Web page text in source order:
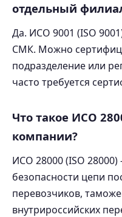
отдельный
Да. ИСО 9001 (ISO
СМК. Можно
подразделение или
часто требуется
Что такое ИСО
компании?
ИСО 28000 (ISO
безопасности цепи
перевозчиков,
внутрироссийских